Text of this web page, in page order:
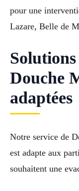
pour une
Lazare, Belle de
Douche
adaptées
Notre service de
est adapte aux
souhaitent une